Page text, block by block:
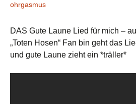
ohrgasmus
DAS Gute Laune Lied für mich –
„Toten Hosen“ Fan bin geht das
und gute Laune zieht ein *träller*